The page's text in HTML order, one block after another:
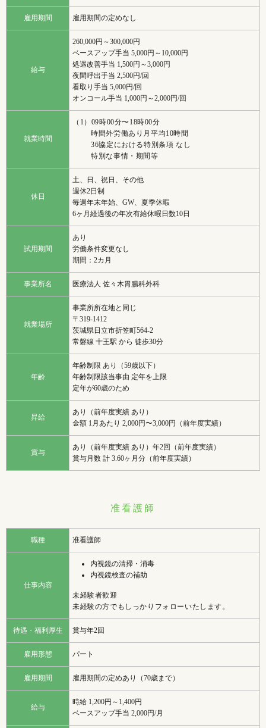
雇用期間 雇用期間の定めなし
給与
260,000円～300,000円
ベースアップ手当 5,000円～10,000円
処遇改善手当 1,500円～3,000円
夜間呼出手当 2,500円/回
看取り手当 5,000円/回
オンコール手当 1,000円～2,000円/回
就業時間
（1）09時00分〜18時00分
時間外労働あり月平均10時間
36協定における特別条項 なし
特別な事情・期間等
休日
土、日、祝日、その他
週休2日制
毎週年末年始、GW、夏季休暇
6ヶ月経過後の年次有給休暇日数10日
試用期間
あり
労働条件変更なし
期間：2カ月
事業所名 医療法人 佐々木胃腸科外科
就業場所
事業所所在地と同じ
〒319-1412
茨城県日立市折笠町564-2
常磐線 十王駅 から 徒歩30分
年齢
年齢制限 あり（59歳以下）
年齢制限該当事由 定年を上限
定年が60歳のため
昇給
あり（前年度実績 あり）
金額 1月あたり 2,000円〜3,000円（前年度実績）
賞与
あり（前年度実績 あり）年2回（前年度実績）
賞与月数 計 3.60ヶ月分（前年度実績）
准看護師
職種 准看護師
仕事内容
内視鏡の清掃・消毒
内視鏡検査の補助
未経験者歓迎
未経験の方でもしっかりフォローいたします。
待遇・福利厚生 賞与年2回
雇用形態 パート
雇用期間 雇用期間の定めあり（70歳まで）
給与
時給 1,200円～1,400円
ベースアップ手当 2,000円/月